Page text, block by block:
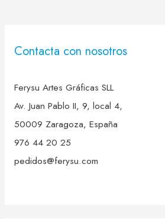
Contacta con nosotros
Ferysu Artes Gráficas SLL
Av. Juan Pablo II, 9, local 4,
50009 Zaragoza, España
976 44 20 25
pedidos@ferysu.com